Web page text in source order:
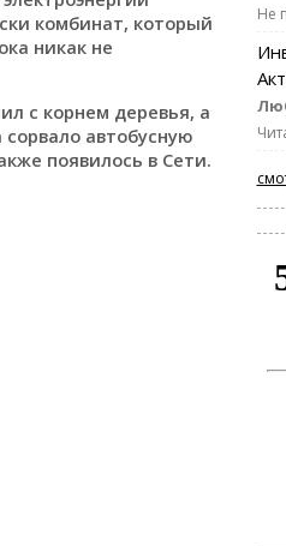
комбинат, который
никак не
с корнем деревья, а
автобусную
появилось в Сети.
Не